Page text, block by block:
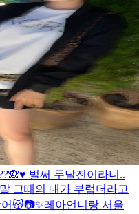
벌써 두달전이라니..
그때의 내가 부럽더라고
😽📷✨레아언니랑 서울